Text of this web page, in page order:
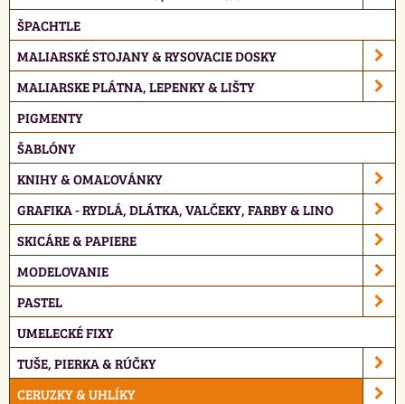
ŠPACHTLE
MALIARSKÉ STOJANY & RYSOVACIE DOSKY
MALIARSKE PLÁTNA, LEPENKY & LIŠTY
PIGMENTY
ŠABLÓNY
KNIHY & OMAĽOVÁNKY
GRAFIKA - RYDLÁ, DLÁTKA, VALČEKY, FARBY & LINO
SKICÁRE & PAPIERE
MODELOVANIE
PASTEL
UMELECKÉ FIXY
TUŠE, PIERKA & RÚČKY
CERUZKY & UHLÍKY